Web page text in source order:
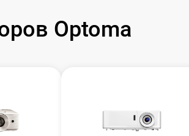
Optoma